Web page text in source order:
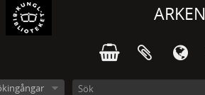
ARKEN